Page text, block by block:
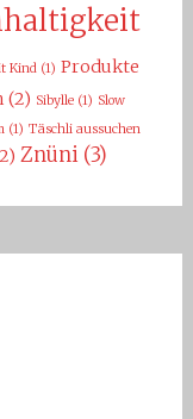
Kind(1) Produkte
(2) Sibylle(1) Slow
(1) Täschli aussuchen
Znüni(3)